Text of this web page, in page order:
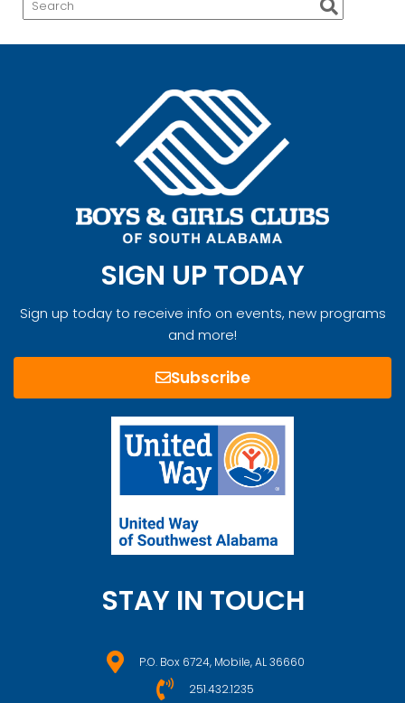
SIGN UP TODAY
Sign up today to receive info on events, new programs
and more!
Subscribe
STAY IN TOUCH
P.O. Box 6724, Mobile, AL 36660
251.432.1235